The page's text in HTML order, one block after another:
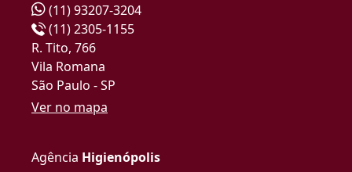
(11) 93207-3204
(11) 2305-1155
R. Tito, 766
Vila Romana
São Paulo - SP
Ver no mapa
Agência Higienópolis